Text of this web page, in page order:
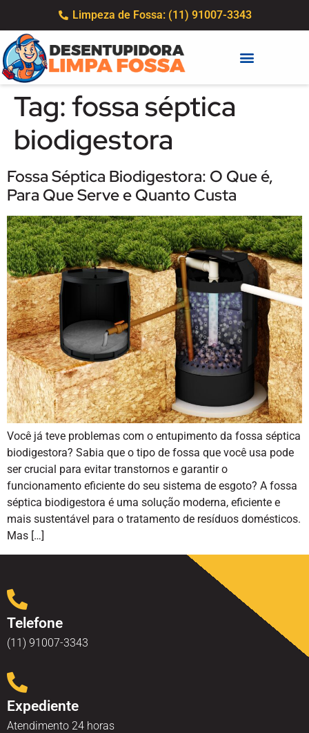
Limpeza de Fossa: (11) 91007-3343
Tag:fossa séptica
biodigestora
Fossa Séptica Biodigestora: O Que é,
Para Que Serve e Quanto Custa
Você já teve problemas com o entupimento da fossa séptica
biodigestora? Sabia que o tipo de fossa que você usa pode
ser crucial para evitar transtornos e garantir o
funcionamento eficiente do seu sistema de esgoto? A fossa
séptica biodigestora é uma solução moderna, eficiente e
mais sustentável para o tratamento de resíduos domésticos.
Mas […]
Telefone
(11) 91007-3343
Expediente
Atendimento 24 horas